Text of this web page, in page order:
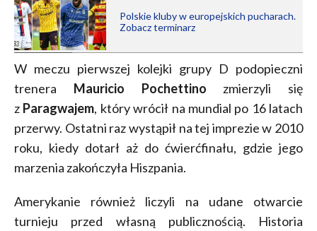
Polskie kluby w europejskich pucharach.
Zobacz terminarz
W meczu pierwszej kolejki grupy D podopieczni
trenera Mauricio Pochettino zmierzyli się
z Paragwajem, który wrócił na mundial po 16 latach
przerwy. Ostatni raz wystąpił na tej imprezie w 2010
roku, kiedy dotarł aż do ćwierćfinału, gdzie jego
marzenia zakończyła Hiszpania.
Amerykanie również liczyli na udane otwarcie
turnieju przed własną publicznością. Historia